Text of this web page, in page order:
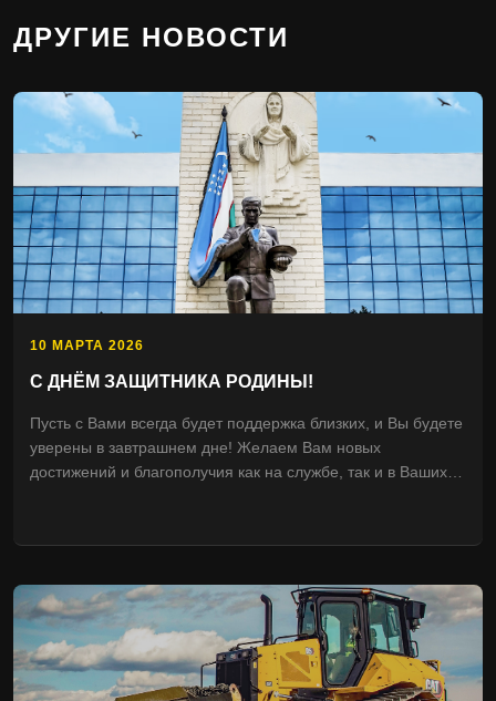
ДРУГИЕ НОВОСТИ
10 МАРТА 2026
С ДНЁМ ЗАЩИТНИКА РОДИНЫ!
Пусть с Вами всегда будет поддержка близких, и Вы будете
уверены в завтрашнем дне! Желаем Вам новых
достижений и благополучия как на службе, так и в Ваших